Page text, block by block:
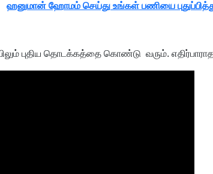
ஹனுமான் ஹோமம் செய்து உங்கள் பணியை
புதிய தொடக்கத்தை கொண்டு வரும்.